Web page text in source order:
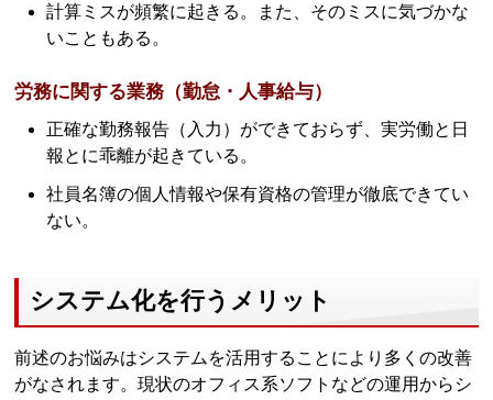
計算ミスが頻繁に起きる。また、そのミスに気づかな
いこともある。
労務に関する業務（勤怠・人事給与）
正確な勤務報告（入力）ができておらず、実労働と日
報とに乖離が起きている。
社員名簿の個人情報や保有資格の管理が徹底できてい
ない。
システム化を行うメリット
前述のお悩みはシステムを活用することにより多くの改善
がなされます。現状のオフィス系ソフトなどの運用からシ